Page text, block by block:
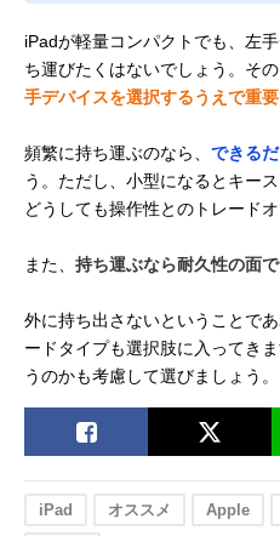
iPadが軽量コンパクトでも、左
ち運びたくはないでしょう。その
手デバイスを選択するうえで重要
頻繁に持ち運ぶのなら、 できる
う。ただし、小型になるとキー
どうしても操作性とのトレード
また、 持ち運ぶなら耐久性の面
外に持ち出さないということで
ードタイプも選択肢に入ってき
うのかも考慮して選びましょう。
iPad オススメ Apple